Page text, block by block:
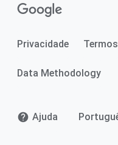
Privacidade Termos
Data Methodology
Ajuda